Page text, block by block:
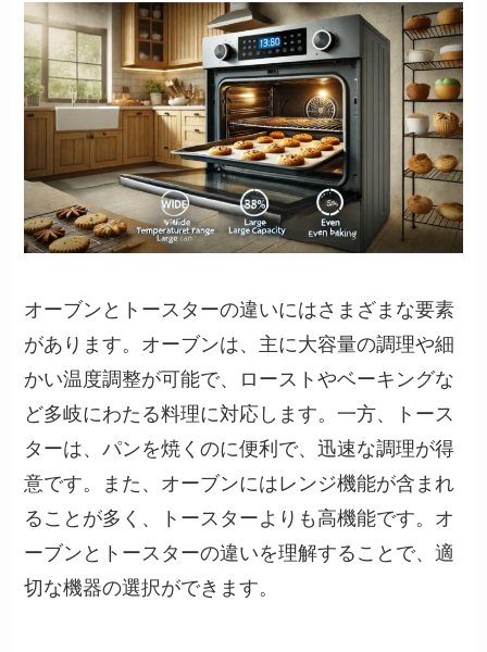
オーブンとトースターの違いにはさまざまな要素
があります。オーブンは、主に大容量の調理や細
かい温度調整が可能で、ローストやベーキングな
ど多岐にわたる料理に対応します。一方、トース
ターは、パンを焼くのに便利で、迅速な調理が得
意です。また、オーブンにはレンジ機能が含まれ
ることが多く、トースターよりも高機能です。オ
ーブンとトースターの違いを理解することで、適
切な機器の選択ができます。